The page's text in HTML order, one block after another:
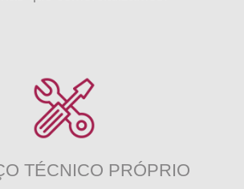
TÉCNICO PRÓPRIO